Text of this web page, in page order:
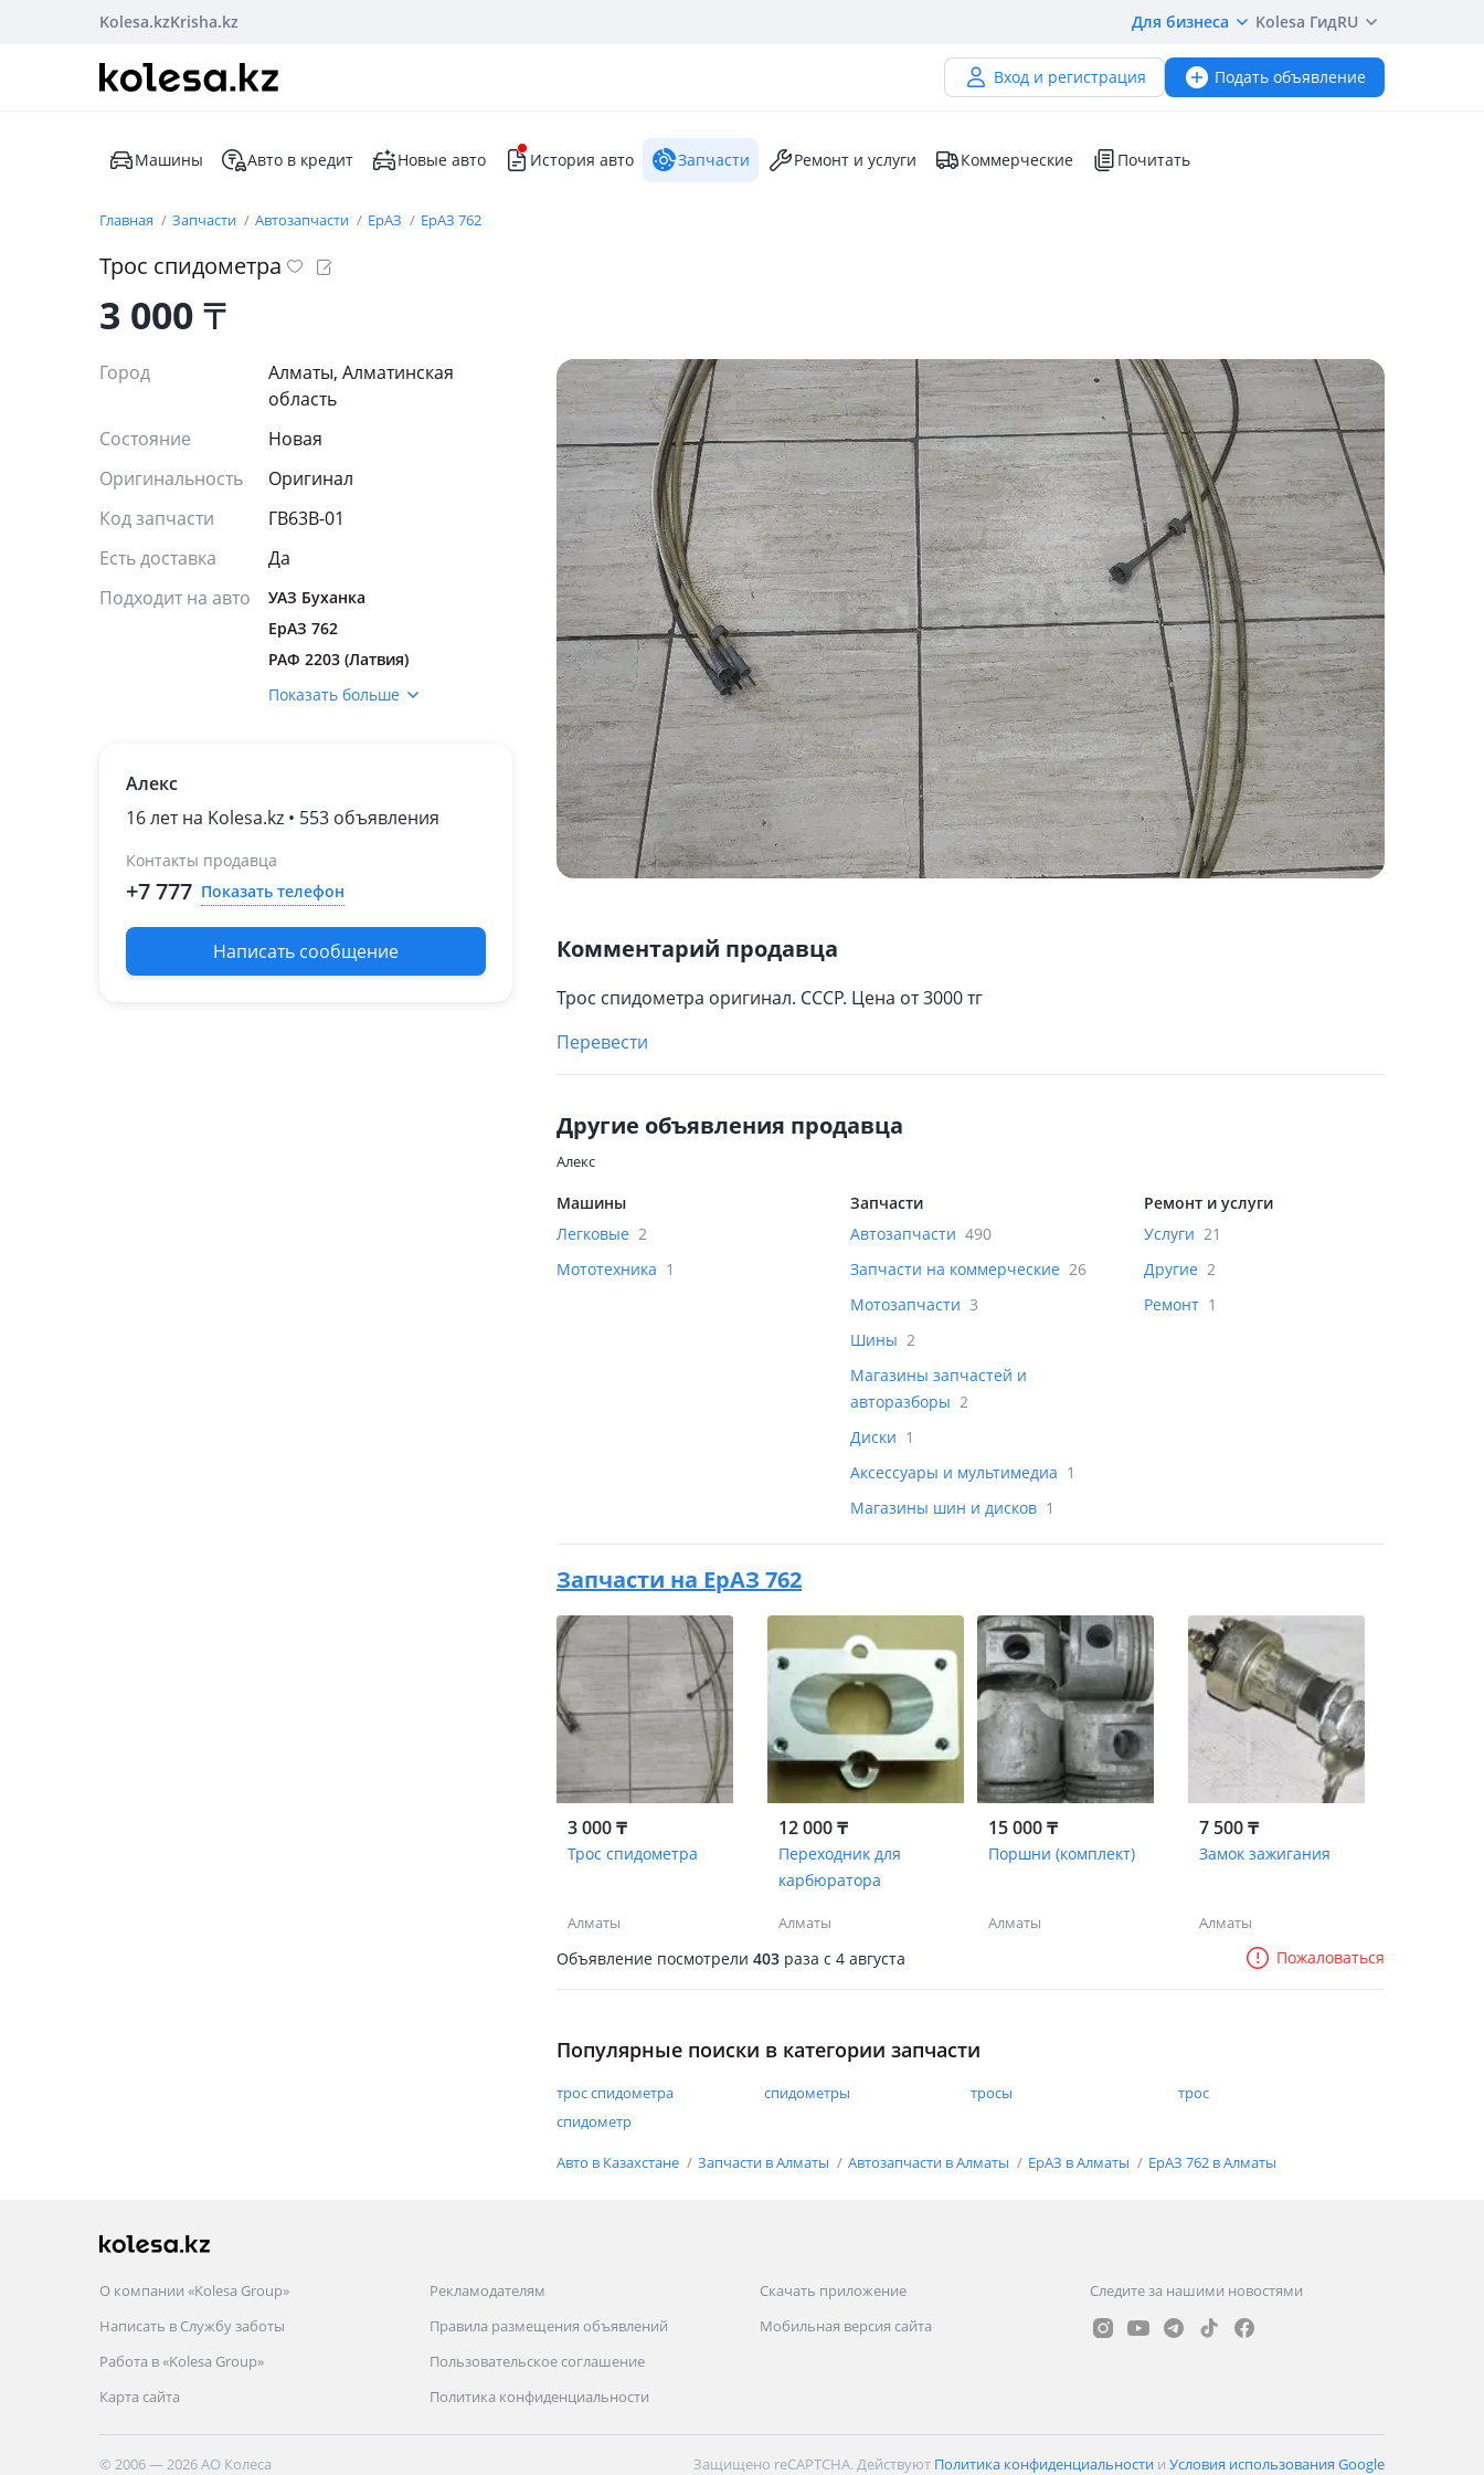
Kolesa.kzKrisha.kz Для бизнеса Kolesa ГидRU
Вход и регистрация Подать объявление
Машины Авто в кредит Новые авто История авто Запчасти Ремонт и услуги Коммерческие Почитать
Главная Запчасти Автозапчасти ЕрАЗ ЕрАЗ 762
Трос спидометра
3 000₸
Город
Алматы, Алматинская
область
Состояние
Новая
Оригинальность
Оригинал
Код запчасти
ГВ63В-01
Есть доставка
Да
Подходит на авто
УАЗ Буханка
ЕрАЗ 762
РАФ 2203 (Латвия)
Показать больше
Алекс
16 лет на Kolesa.kz • 553 объявления
Контакты продавца
+7 777 Показать телефон
Написать сообщение Комментарий продавца
Трос спидометра оригинал. СССР. Цена от 3000 тг
Перевести
Другие объявления продавца
Алекс
Машины
Легковые 2
Мототехника 1
Запчасти
Автозапчасти 490
Запчасти на коммерческие 26
Мотозапчасти 3
Шины 2
Магазины запчастей и
авторазборы 2
Диски 1
Аксессуары и мультимедиа 1
Магазины шин и дисков 1
Ремонт и услуги
Услуги 21
Другие 2
Ремонт 1
Запчасти на ЕрАЗ 762
3 000 ₸
Трос спидометра
Алматы
12 000 ₸
Переходник для
карбюратора
Алматы
15 000 ₸
Поршни (комплект)
Алматы
7 500 ₸
Замок зажигания
Алматы
Объявление посмотрели 403 раза c 4 августа Пожаловаться
Популярные поиски в категории запчасти
трос спидометра спидометры тросы
трос
спидометр
Авто в Казахстане Запчасти в Алматы Автозапчасти в Алматы ЕрАЗ в Алматы ЕрАЗ 762 в Алматы
О компании «Kolesa Group»
Написать в Службу заботы
Работа в «Kolesa Group»
Карта сайта
Рекламодателям
Правила размещения объявлений
Пользовательское соглашение
Политика конфиденциальности
Скачать приложение
Мобильная версия сайта
Следите за нашими новостями
© 2006 — 2026 АО Колеса Защищено reCAPTCHA. Действуют Политика конфиденциальности и Условия использования Google